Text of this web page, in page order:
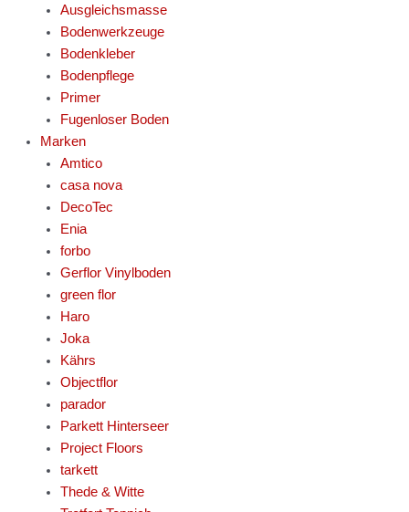
Ausgleichsmasse
Bodenwerkzeuge
Bodenkleber
Bodenpflege
Primer
Fugenloser Boden
Marken
Amtico
casa nova
DecoTec
Enia
forbo
Gerflor Vinylboden
green flor
Haro
Joka
Kährs
Objectflor
parador
Parkett Hinterseer
Project Floors
tarkett
Thede & Witte